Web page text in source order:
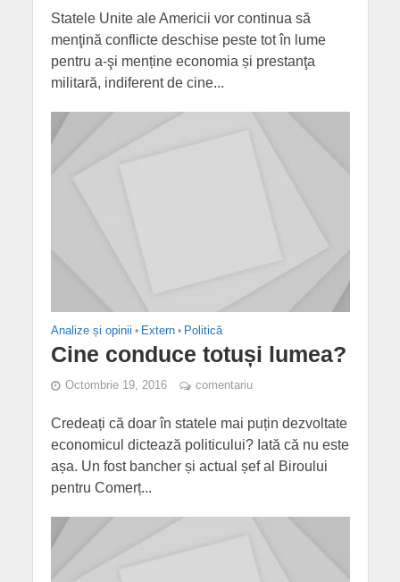
Statele Unite ale Americii vor continua să
menţină conflicte deschise peste tot în lume
pentru a-şi menține economia și prestanţa
militară, indiferent de cine...
Analize și opinii • Extern • Politică
Cine conduce totuși lumea?
Octombrie 19, 2016 comentariu
Credeați că doar în statele mai puțin dezvoltate
economicul dictează politicului? Iată că nu este
așa. Un fost bancher și actual șef al Biroului
pentru Comerț...